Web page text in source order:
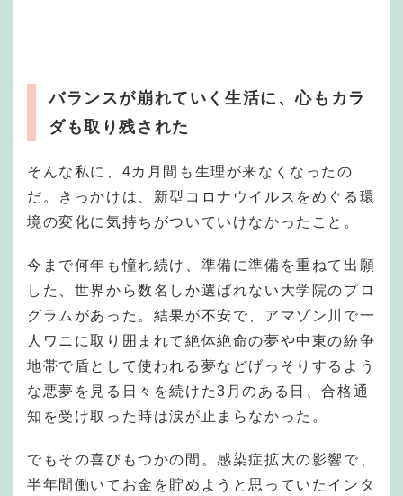
バランスが崩れていく生活に、心もカラ
ダも取り残された
そんな私に、4カ月間も生理が来なくなったの
だ。きっかけは、新型コロナウイルスをめぐる環
境の変化に気持ちがついていけなかったこと。
今まで何年も憧れ続け、準備に準備を重ねて出願
した、世界から数名しか選ばれない大学院のプロ
グラムがあった。結果が不安で、アマゾン川で一
人ワニに取り囲まれて絶体絶命の夢や中東の紛争
地帯で盾として使われる夢などげっそりするよう
な悪夢を見る日々を続けた3月のある日、合格通
知を受け取った時は涙が止まらなかった。
でもその喜びもつかの間。感染症拡大の影響で、
半年間働いてお金を貯めようと思っていたインタ